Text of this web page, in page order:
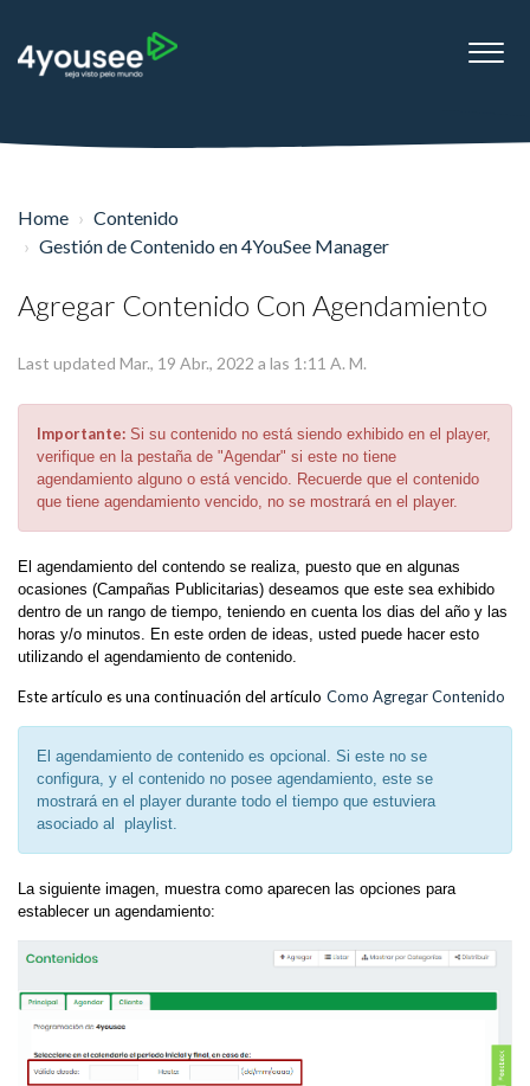
Home
Contenido
Gestión de Contenido en 4YouSee Manager
Agregar Contenido Con Agendamiento
Last updated Mar., 19 Abr., 2022 a las 1:11 A. M.
Importante: Si su contenido no está siendo exhibido en el player,
verifique en la pestaña de "Agendar" si este no tiene
agendamiento alguno o está vencido. Recuerde que el contenido
que tiene agendamiento vencido, no se mostrará en el player.
El agendamiento del contendo se realiza, puesto que en algunas
ocasiones (Campañas Publicitarias) deseamos que este sea exhibido
dentro de un rango de tiempo, teniendo en cuenta los dias del año y las
horas y/o minutos. En este orden de ideas, usted puede hacer esto
utilizando el agendamiento de contenido.
Este artículo es una continuación del artículo Como Agregar Contenido
El agendamiento de contenido es opcional. Si este no se
configura, y el contenido no posee agendamiento, este se
mostrará en el player durante todo el tiempo que estuviera
asociado al playlist.
La siguiente imagen, muestra como aparecen las opciones para
establecer un agendamiento: